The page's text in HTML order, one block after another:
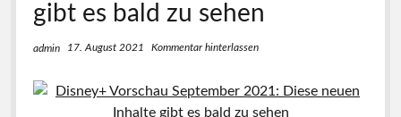
gibt es bald zu sehen
admin 17. August 2021 Kommentar hinterlassen